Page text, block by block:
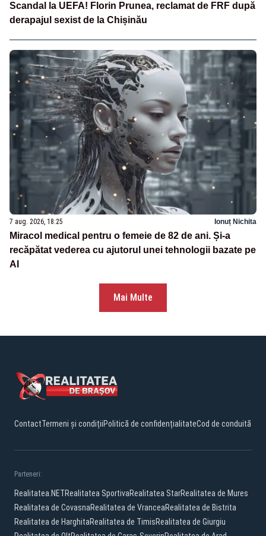
Scandal la UEFA! Florin Prunea, reclamat de FRF după
derapajul sexist de la Chișinău
7 aug. 2026, 18:25 Ionuț Nichita
Miracol medical pentru o femeie de 82 de ani. Și-a
recăpătat vederea cu ajutorul unei tehnologii bazate pe
AI
Mai Multe
ContactTermeni și condițiiPolitică de confidențialitateCod de conduită
Parteneri:
Realitatea.NETRealitatea SportivaRealitatea StarRealitatea de Mures
Realitatea de CovasnaRealitatea de VranceaRealitatea de Bistrita
Realitatea de HarghitaRealitatea de TimisRealitatea de Giurgiu